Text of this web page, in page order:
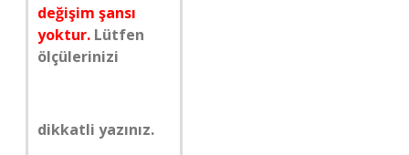
değişim şansı
yoktur. Lütfen
ölçülerinizi
dikkatli yazınız.